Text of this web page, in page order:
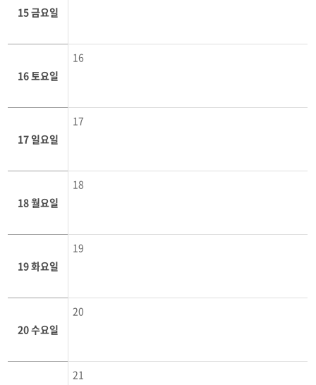
15 금요일
16 토요일
16
17 일요일
17
18 월요일
18
19 화요일
19
20 수요일
20
21